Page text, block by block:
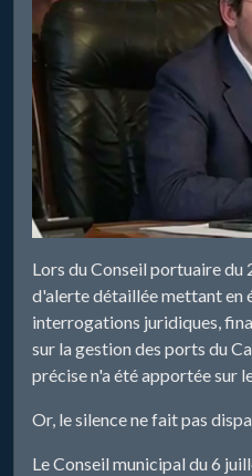
Lors du Conseil portuaire du
d'alerte détaillée mettant en
interrogations juridiques,
sur la gestion des ports du
précise n'a été apportée sur
Or, le silence ne fait pas
Le Conseil municipal du 6